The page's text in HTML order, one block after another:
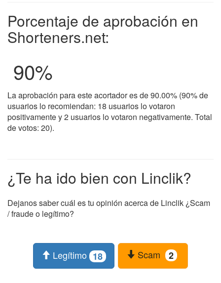
Porcentaje de aprobación en
Shorteners.net:
90%
La aprobación para este acortador es de 90.00% (90% de
usuarios lo recomiendan: 18 usuarios lo votaron
positivamente y 2 usuarios lo votaron negativamente. Total
de votos: 20).
¿Te ha ido bien con Linclik?
Dejanos saber cuál es tu opinión acerca de Linclik ¿Scam
/ fraude o legítimo?
Legítimo 18 Scam 2